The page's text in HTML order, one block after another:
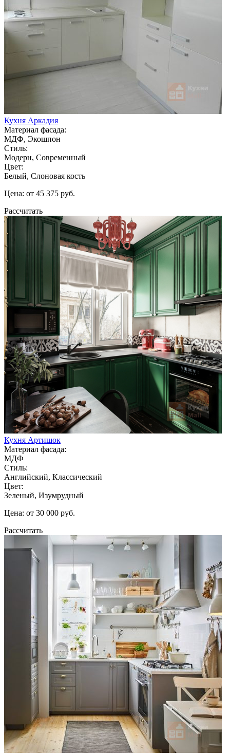
Кухня Аркадия
Материал фасада:
МДФ, Экошпон
Стиль:
Модерн, Современный
Цвет:
Белый, Слоновая кость
Цена: от 45 375 руб.
Рассчитать
Кухня Артишок
Материал фасада:
МДФ
Стиль:
Английский, Классический
Цвет:
Зеленый, Изумрудный
Цена: от 30 000 руб.
Рассчитать